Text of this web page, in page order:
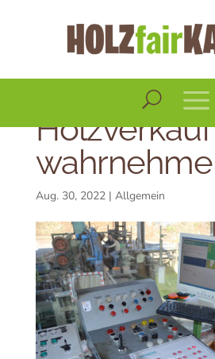
Holzverkauf
Aug. 30, 2022| Allgemein